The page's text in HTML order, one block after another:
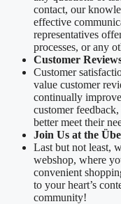
contact, our
effective
representatives
processes, or any
Customer
Customer
value customer
continually
customer
better meet their
Join Us at the
Last but not least,
webshop, where
convenient
to your heart’s
community!